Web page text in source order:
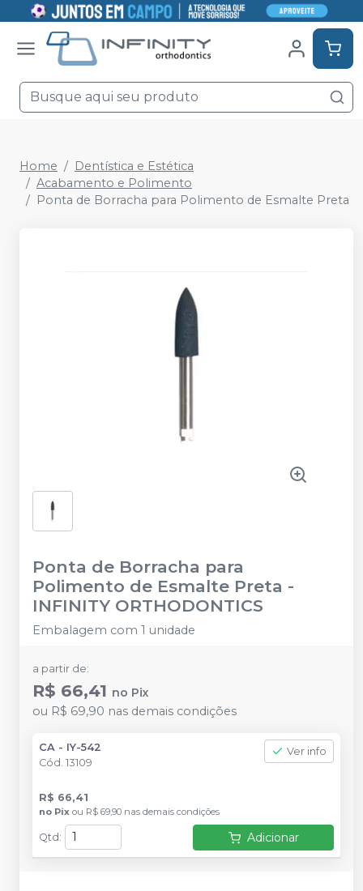
Home
Dentística e Estética
Acabamento e Polimento
Ponta de Borracha para Polimento de Esmalte Preta
Ponta de Borracha para
Polimento de Esmalte Preta -
INFINITY ORTHODONTICS
Embalagem com 1 unidade
a partir de:
R$ 66,41 no Pix
ou R$ 69,90 nas demais condições
CA - IY-542
Cód. 13109
Ver info
R$ 66,41
no Pix ou R$ 69,90 nas demais condições
Qtd : Adicionar